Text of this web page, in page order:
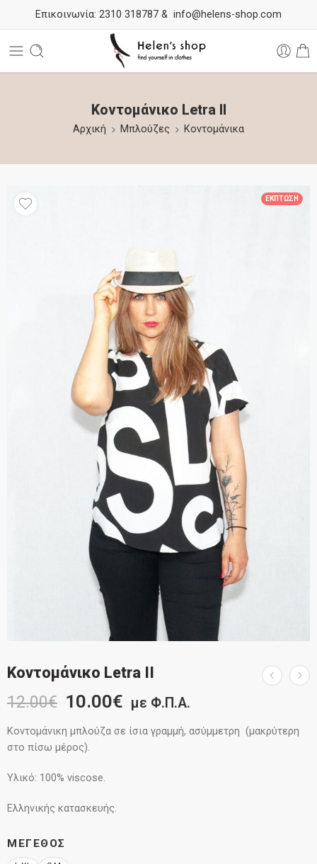
Επικοινωνία: 2310 318787 & info@helens-shop.com
Κοντομάνικο Letra II
Αρχική Μπλούζες Κοντομάνικα
ΈΚΠΤΩΣΗ
Κοντομάνικο Letra II
12.00€ 10.00€ με Φ.Π.Α.
Κοντομάνικη μπλούζα σε ίσια γραμμή, ασύμμετρη (μακρύτερη
στο πίσω μέρος).
Υλικό: 100% viscose.
Ελληνικής κατασκευής.
ΜΈΓΕΘΟΣ